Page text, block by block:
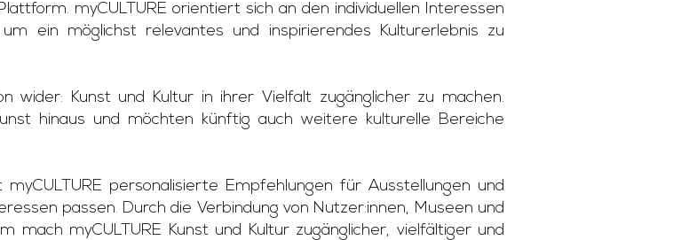
myCULTURE orientiert sich an den individuellen Interessen
ein möglichst relevantes und inspirierendes Kulturerlebnis zu
wider: Kunst und Kultur in ihrer Vielfalt zugänglicher zu machen.
hinaus und möchten künftig auch weitere kulturelle Bereiche
personalisierte Empfehlungen für Ausstellungen und
passen. Durch die Verbindung von Nutzer:innen, Museen und
mach myCULTURE Kunst und Kultur zugänglicher, vielfältiger und